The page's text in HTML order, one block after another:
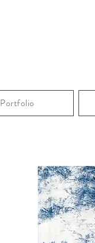
Portfolio